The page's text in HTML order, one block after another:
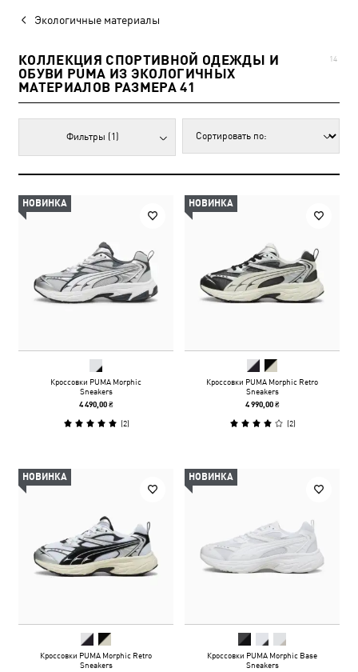
Экологичные материалы
КОЛЛЕКЦИЯ СПОРТИВНОЙ ОДЕЖДЫ И
ОБУВИ PUMA ИЗ ЭКОЛОГИЧНЫХ
МАТЕРИАЛОВ РАЗМЕРА 41
14
Фильтры (1)
НОВИНКА
Кроссовки PUMA Morphic
Sneakers
4 490,00 ₴
(2)
НОВИНКА
Кроссовки PUMA Morphic Retro
Sneakers
4 990,00 ₴
(2)
НОВИНКА
Кроссовки PUMA Morphic Retro
Sneakers
НОВИНКА
Кроссовки PUMA Morphic Base
Sneakers